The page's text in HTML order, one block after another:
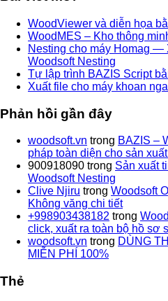
WoodViewer và diễn họa
WoodMES – Kho thông
Nesting cho máy Homag —
Woodsoft Nesting
Tự lập trình BAZIS Script
Xuất file cho máy khoan
Phản hồi gần đây
woodsoft.vn trong BAZIS –
pháp toàn diện cho sản
900918090 trong Sản xuất
Woodsoft Nesting
Clive Njiru trong Woodsoft
Không văng chi tiết
+998903438182 trong
click, xuất ra toàn bộ hồ sơ
woodsoft.vn trong DÙNG
MIỄN PHÍ 100%
Thẻ